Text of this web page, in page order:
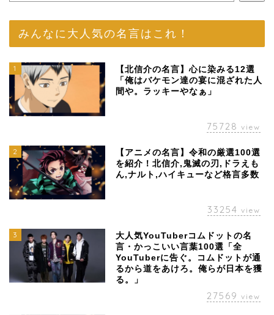
みんなに大人気の名言はこれ！
1
【北信介の名言】心に染みる12選
「俺はバケモン達の宴に混ざれた人
間や。ラッキーやなぁ」
75728 view
2
【アニメの名言】令和の厳選100選
を紹介！北信介,鬼滅の刃,ドラえも
ん,ナルト,ハイキューなど格言多数
33254 view
3
大人気YouTuberコムドットの名
言・かっこいい言葉100選「全
YouTuberに告ぐ。コムドットが通
るから道をあけろ。俺らが日本を獲
る。」
27569 view